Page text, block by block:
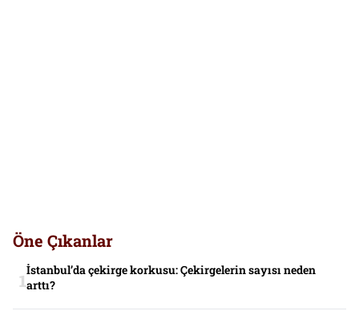
Öne Çıkanlar
İstanbul’da çekirge korkusu: Çekirgelerin sayısı neden
arttı?